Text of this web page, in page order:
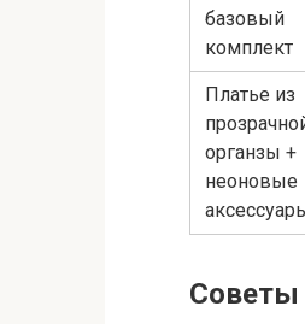
базовый
комплект
Платье из
органзы +
неоновые
Советы